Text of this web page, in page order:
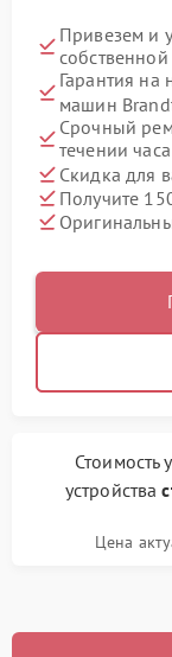
Привезем и
Гарантия
машин
Срочный
течении часа
Скидка для
Получите
Стоимость
устройства
Цена